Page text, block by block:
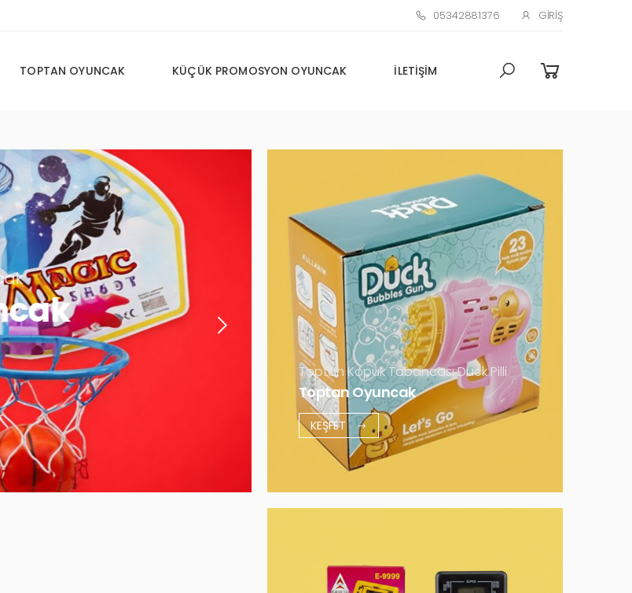
05342881376 GIRIŞ
TOPTAN OYUNCAK KÜÇÜK PROMOSYON OYUNCAK İLETIŞIM
Toptan Oyuncak Çim adam
Küçük
Daha Fazla
Toptan Köpük Tabancası Duck Pilli
Toptan Oyuncak
KEŞFET